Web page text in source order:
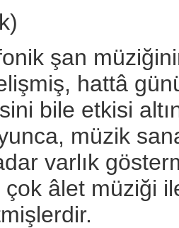
müziğinin
hattâ
bile etkisi
müzik
varlık
âlet müziği